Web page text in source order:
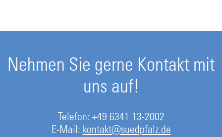
Nehmen Sie gerne Kontakt mit
uns auf!
Telefon: +49 6341 13-2002
E-Mail: kontakt@suedpfalz.de